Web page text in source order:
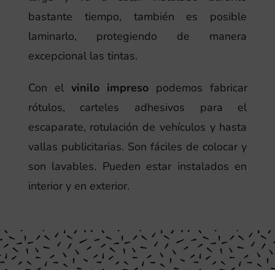
bastante tiempo, también es posible
laminarlo, protegiendo de manera
excepcional las tintas.
Con el vinilo impresopodemos fabricar
rótulos, carteles adhesivos para el
escaparate, rotulación de vehículos y hasta
vallas publicitarias. Son fáciles de colocar y
son lavables. Pueden estar instalados en
interior y en exterior.